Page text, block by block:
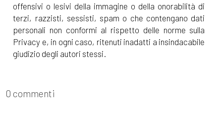
offensivi o lesivi della immagine o della onorabilità di
terzi, razzisti, sessisti, spam o che contengano dati
personali non conformi al rispetto delle norme sulla
Privacy e, in ogni caso, ritenuti inadatti a insindacabile
giudizio degli autori stessi.
0 commenti